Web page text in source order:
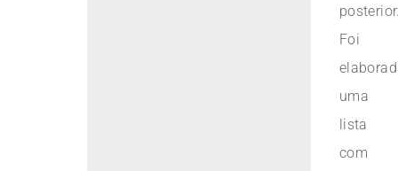
Foi
uma
lista
com